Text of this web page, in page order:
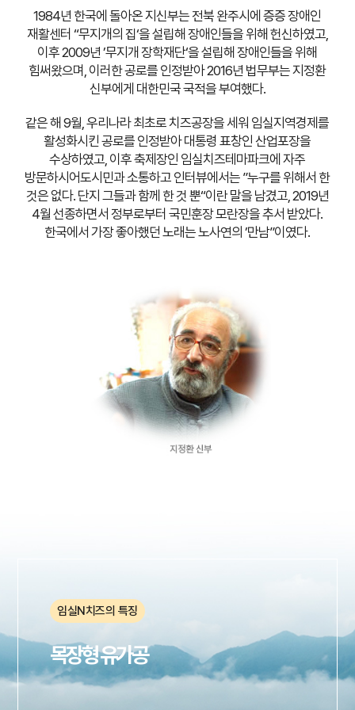
1984년 한국에 돌아온 지신부는 전북 완주시에 증증 장애인
재활센터 “무지개의 집‘을 설립해 장애인들을 위해 헌신하였고,
이후 2009년 ’무지개 장학재단‘을 설립해 장애인들을 위해
힘써왔으며, 이러한 공로를 인정받아 2016년 법무부는 지정환
신부에게 대한민국 국적을 부여했다.
같은 해 9월, 우리나라 최초로 치즈공장을 세워 임실지역경제를
활성화시킨 공로를 인정받아대통령 표창인 산업포장을
수상하였고, 이후 축제장인 임실치즈테마파크에 자주
방문하시어도시민과 소통하고 인터뷰에서는 ”누구를 위해서 한
것은 없다. 단지 그들과 함께 한 것 뿐“이란 말을 남겼고,2019년
4월 선종하면서 정부로부터 국민훈장 모란장을 추서 받았다.
한국에서 가장 좋아했던 노래는 노사연의 ’만남”이였다.
임실N치즈의 특징
목장형 유가공